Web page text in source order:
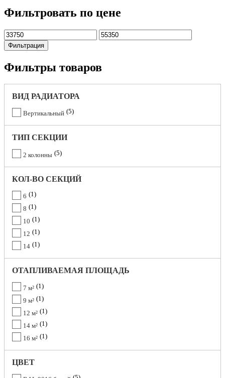
Фильтровать по цене
Фильтрация
Фильтры товаров
ВИД РАДИАТОРА
Вертикальный 5
ТИП СЕКЦИИ
2 колонны 5
КОЛ-ВО СЕКЦИЙ
6
1
8
1
10
1
12
1
14 1
ОТАПЛИВАЕМАЯ ПЛОЩАДЬ
7 м² 1
9 м² 1
12 м² 1
14 м² 1
16 м² 1
ЦВЕТ